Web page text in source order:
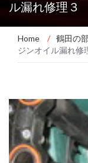
ル漏れ修理３
Home / 鶴田の
ジンオイル漏れ修